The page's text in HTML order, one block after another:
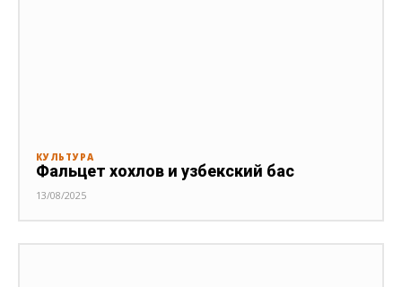
КУЛЬТУРА
Фальцет хохлов и узбекский бас
13/08/2025